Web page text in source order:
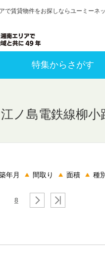
で賃貸物件をお探しならユーミーネ
特集からさがす
江ノ島電鉄線柳小
8
年月 間取り 面積 種別